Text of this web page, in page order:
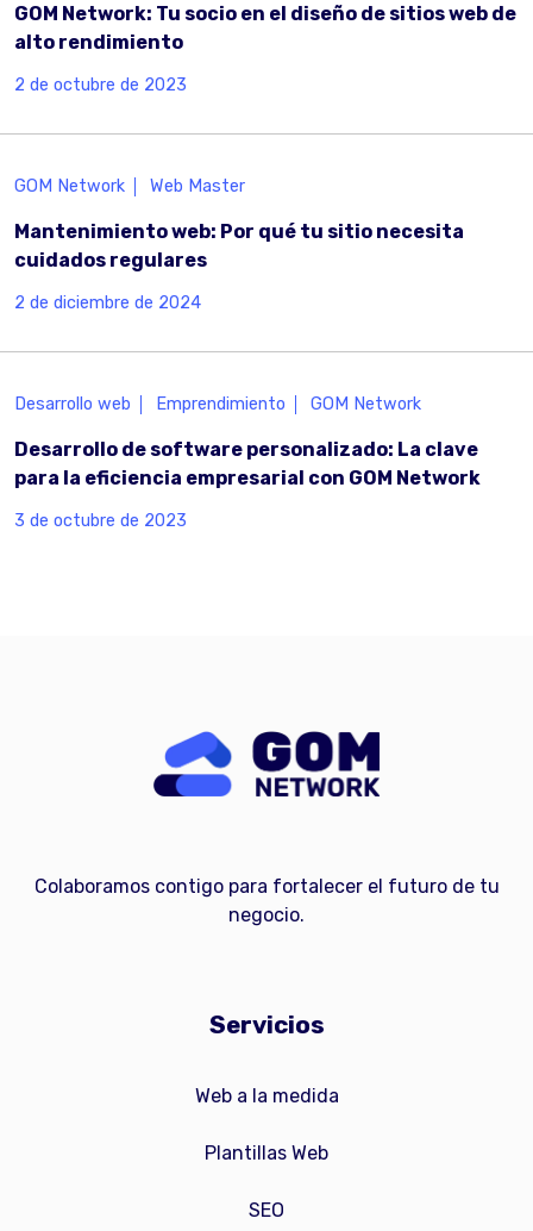
GOM Network: Tu socio en el diseño de sitios web de
alto rendimiento
2 de octubre de 2023
GOM Network Web Master
Mantenimiento web: Por qué tu sitio necesita
cuidados regulares
2 de diciembre de 2024
Desarrollo web Emprendimiento GOM Network
Desarrollo de software personalizado: La clave
para la eficiencia empresarial con GOM Network
3 de octubre de 2023
Colaboramos contigo para fortalecer el futuro de tu
negocio.
Servicios
Web a la medida
Plantillas Web
SEO